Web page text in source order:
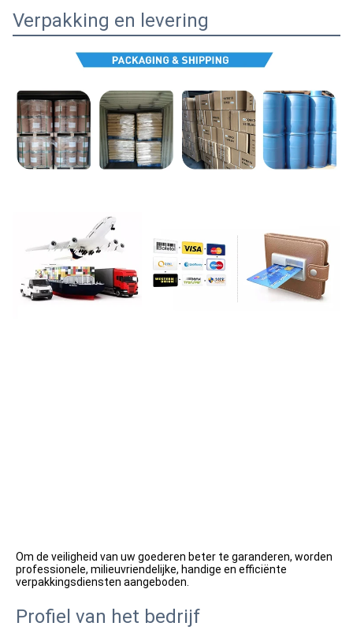
Verpakking en levering
Om de veiligheid van uw goederen beter te garanderen, worden
professionele, milieuvriendelijke, handige en efficiënte
verpakkingsdiensten aangeboden.
Profiel van het bedrijf